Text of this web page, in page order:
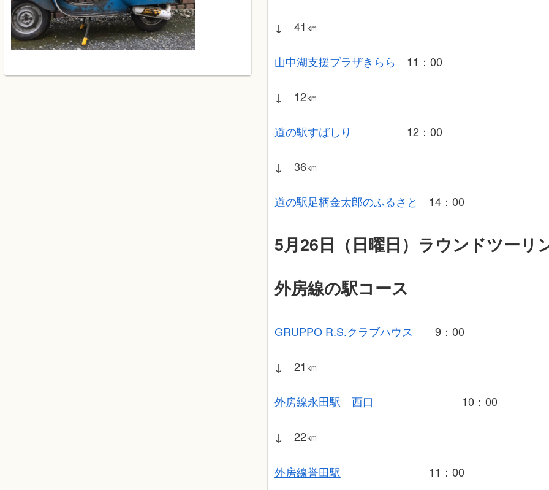
↓ 41㎞
山中湖支援プラザきらら 11：00
↓ 12㎞
道の駅すばしり 12：00
↓ 36㎞
道の駅足柄金太郎のふるさと 14：00
5月26日（日曜日）ラウンドツーリ
外房線の駅コース
GRUPPO R.S.クラブハウス 9：00
↓ 21㎞
外房線永田駅 西口 10：00
↓ 22㎞
外房線誉田駅 11：00